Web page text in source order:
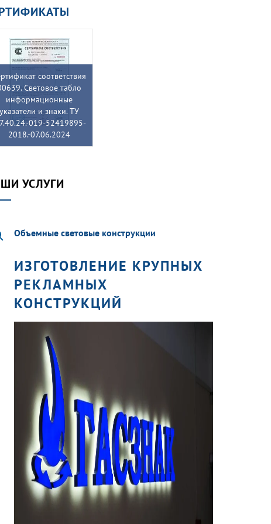
соответствия
Световое табло
информационные
и знаки. ТУ
019-52419895-
2018.-07.06.2024
УСЛУГИ
Объемные световые конструкции
ИЗГОТОВЛЕНИЕ КРУПНЫХ
РЕКЛАМНЫХ
КОНСТРУКЦИЙ